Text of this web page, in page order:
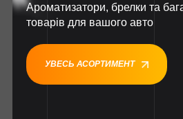
Ароматизатори, брелки та
товарів для вашого авто
УВЕСЬ АСОРТИМЕНТ